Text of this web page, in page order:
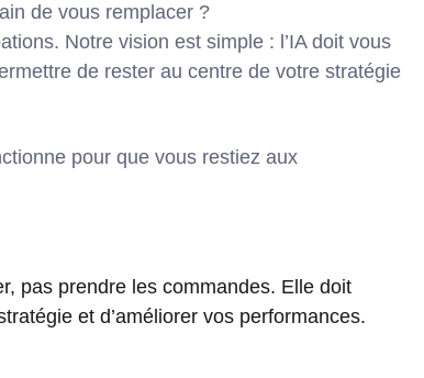
de vous remplacer ?
Notre vision est simple : l’IA doit vous
de rester au centre de votre stratégie
pour que vous restiez aux
pas prendre les commandes. Elle doit
et d’améliorer vos performances.